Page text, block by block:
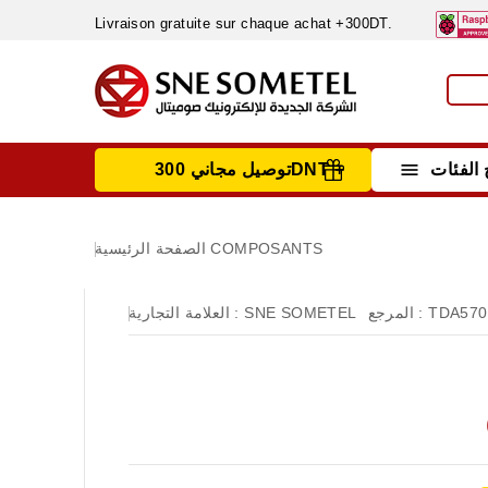
Livraison gratuite sur chaque achat +300DT.
 توصيل مجاني 300DNT +
الصفحة الرئيسية COMPOSANTS
العلامة التجارية : SNE SOMETEL المرجع :